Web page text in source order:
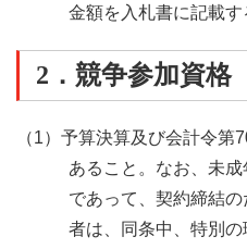
金額を入札書に記載す
2．競争参加資格
（1）予算決算及び会計令
あること。なお、未
であって、契約締結
者は、同条中、特別の